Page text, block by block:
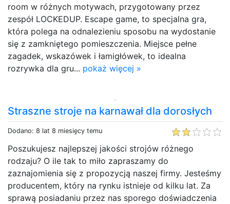
room w różnych motywach, przygotowany przez
zespół LOCKEDUP. Escape game, to specjalna gra,
która polega na odnalezieniu sposobu na wydostanie
się z zamkniętego pomieszczenia. Miejsce pełne
zagadek, wskazówek i łamigłówek, to idealna
rozrywka dla gru... pokaż więcej »
Straszne stroje na karnawał dla dorosłych
Dodano: 8 lat 8 miesięcy temu
Poszukujesz najlepszej jakości strojów różnego
rodzaju? O ile tak to miło zapraszamy do
zaznajomienia się z propozycją naszej firmy. Jesteśmy
producentem, który na rynku istnieje od kilku lat. Za
sprawą posiadaniu przez nas sporego doświadczenia